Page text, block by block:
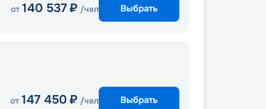
от 140 537 ₽ /чел Выбрать
от 147 450 ₽ /чел Выбрать